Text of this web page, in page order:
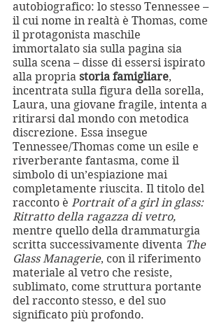
autobiografico: lo stesso Tennessee –
il cui nome in realtà è Thomas, come
il protagonista maschile
immortalato sia sulla pagina sia
sulla scena – disse di essersi ispirato
alla propria storia famigliare,
incentrata sulla figura della sorella,
Laura, una giovane fragile, intenta a
ritirarsi dal mondo con metodica
discrezione. Essa insegue
Tennessee/Thomas come un esile e
riverberante fantasma, come il
simbolo di un’espiazione mai
completamente riuscita. Il titolo del
racconto è Portrait of a girl in glass:
Ritratto della ragazza di vetro,
mentre quello della drammaturgia
scritta successivamente diventa The
Glass Managerie, con il riferimento
materiale al vetro che resiste,
sublimato, come struttura portante
del racconto stesso, e del suo
significato più profondo.